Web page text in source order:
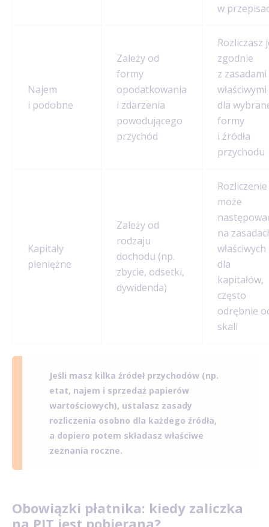
w
Najem
i podobne
Zależy od
formy
opodatkowania
i zdarzenia
powodującego
przychód
Rozliczasz
zgodnie
z zasadami
właściwymi
dla
formy
i źródła
przychodu
Kapitały
pieniężne
Zależy od
rodzaju
dochodu (np.
zbycie, odsetki,
dywidenda)
Rozliczenie
może
na
właściwych
dla
kapitałów,
często
odrębnie
skali
Jeśli masz kilka źródeł przychodów (np.
etat, najem i sprzedaż papierów
wartościowych), ustalasz zasady
rozliczenia osobno dla każdego źródła,
a dopiero potem składasz właściwe
zeznania roczne.
Obowiązki płatnika: kiedy zaliczka
na PIT jest pobierana?